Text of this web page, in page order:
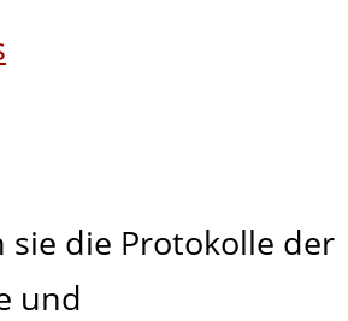
sie die Protokolle der
und